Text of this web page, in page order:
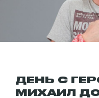
ДЕНЬ С
МИХАИЛ